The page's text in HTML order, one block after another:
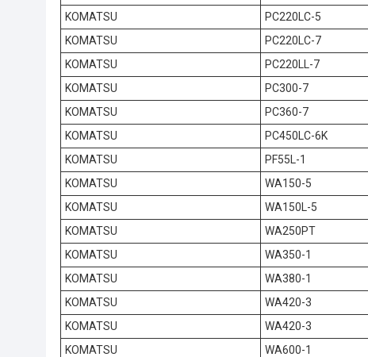
KOMATSU
PC220LC-5
KOMATSU
PC220LC-7
KOMATSU
PC220LL-7
KOMATSU
PC300-7
KOMATSU
PC360-7
KOMATSU
PC450LC-6K
KOMATSU
PF55L-1
KOMATSU
WA150-5
KOMATSU
WA150L-5
KOMATSU
WA250PT
KOMATSU
WA350-1
KOMATSU
WA380-1
KOMATSU
WA420-3
KOMATSU
WA420-3
KOMATSU
WA600-1